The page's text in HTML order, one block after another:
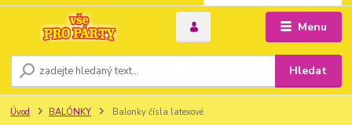
Menu
Hledat
Úvod BALÓNKY Balonky čísla latexové